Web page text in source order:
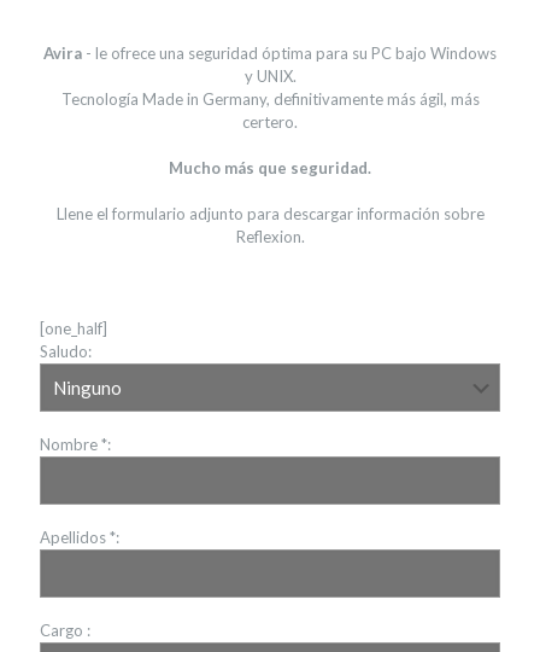
Avira - le ofrece una seguridad óptima para su PC bajo Windows
y UNIX.
Tecnología Made in Germany, definitivamente más ágil, más
certero.
Mucho más que seguridad.
Llene el formulario adjunto para descargar información sobre
Reflexion.
[one_half]
Saludo:
Nombre *:
Apellidos *:
Cargo :